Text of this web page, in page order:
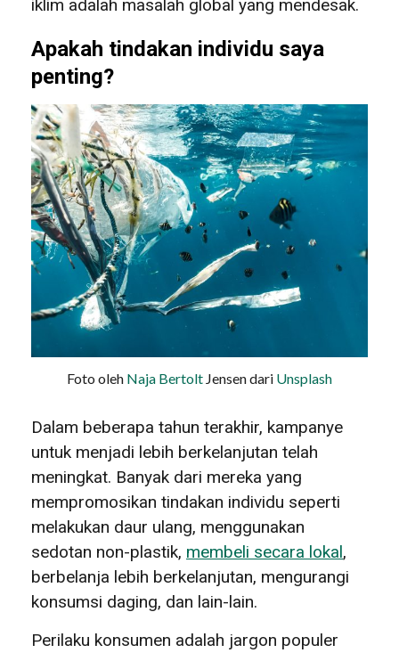
iklim adalah masalah global yang mendesak.
Apakah tindakan individu saya
penting?
Foto oleh Naja Bertolt Jensen dari Unsplash
Dalam beberapa tahun terakhir, kampanye
untuk menjadi lebih berkelanjutan telah
meningkat. Banyak dari mereka yang
mempromosikan tindakan individu seperti
melakukan daur ulang, menggunakan
sedotan non-plastik, membeli secara lokal,
berbelanja lebih berkelanjutan, mengurangi
konsumsi daging, dan lain-lain.
Perilaku konsumen adalah jargon populer